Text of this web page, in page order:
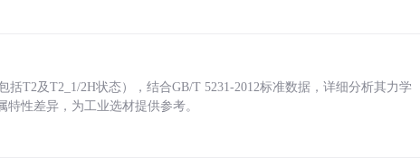
T2及T2_1/2H状态），结合GB/T 5231-2012标准数据，详细分析其力学
性差异，为工业选材提供参考。